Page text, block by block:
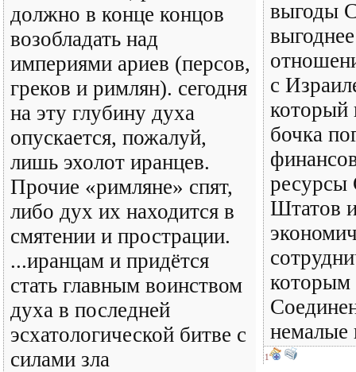
должно в конце концов
возобладать над
империями ариев (персов,
греков и римлян). сегодня
на эту глубину духа
опускается, пожалуй,
лишь эхолот иранцев.
Прочие «римляне» спят,
либо дух их находится в
смятении и прострации.
...иранцам и придётся
стать главным воинством
духа в последней
эсхатологической битве с
силами зла
выгоды
с
который
бочка
ресурсы
Штатов
которым
немалые
1